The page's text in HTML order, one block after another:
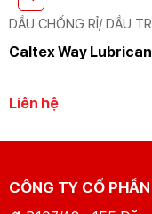
DẦU CHỐNG RỈ/ DẦU
Caltex Way
Liên hệ
CÔNG TY CỔ